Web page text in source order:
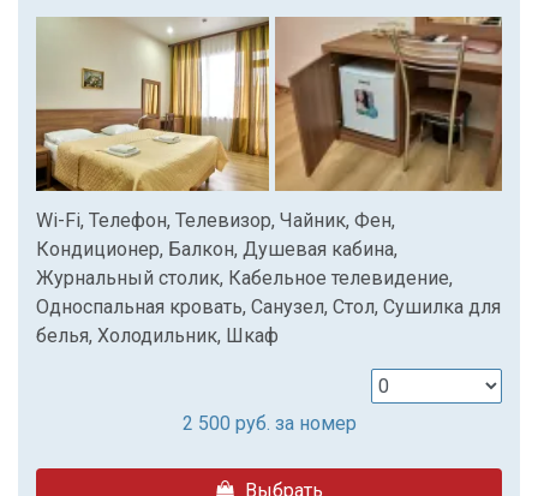
Wi-Fi, Телефон, Телевизор, Чайник, Фен,
Кондиционер, Балкон, Душевая кабина,
Журнальный столик, Кабельное телевидение,
Односпальная кровать, Санузел, Стол, Сушилка для
белья, Холодильник, Шкаф
2 500 руб. за номер
Выбрать